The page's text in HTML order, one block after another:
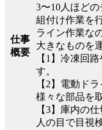
仕事
概要
3〜10人ほど
組付け作業を
ライン作業な
大きなものを
【1】冷凍回
す。
【2】電動ド
様々な部品を
【3】庫内の
人の目で目視